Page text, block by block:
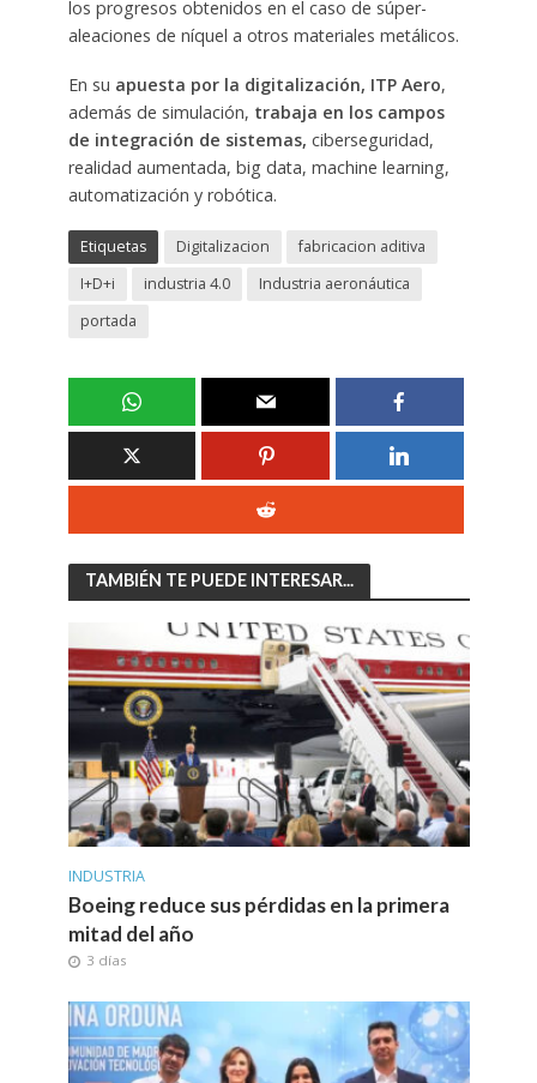
los progresos obtenidos en el caso de súper-
aleaciones de níquel a otros materiales metálicos.
En su apuesta por la digitalización, ITP Aero,
además de simulación, trabaja en los campos
de integración de sistemas, ciberseguridad,
realidad aumentada, big data, machine learning,
automatización y robótica.
Etiquetas Digitalizacion
fabricacion aditiva
I+D+i
industria 4.0
Industria aeronáutica
portada
TAMBIÉN TE PUEDE INTERESAR...
INDUSTRIA
Boeing reduce sus pérdidas en la primera
mitad del año
3 días